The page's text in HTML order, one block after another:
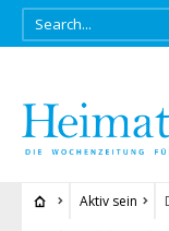
Aktiv sein